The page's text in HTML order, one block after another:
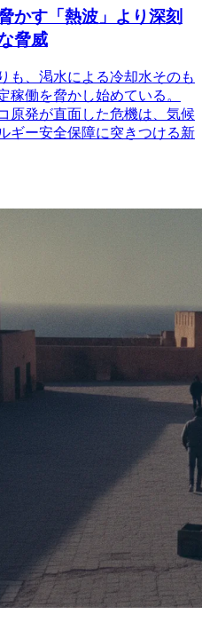
かす「熱波」より深刻
脅威
も、渇水による冷却水そのも
稼働を脅かし始めている。
原発が直面した危機は、気候
ギー安全保障に突きつける新